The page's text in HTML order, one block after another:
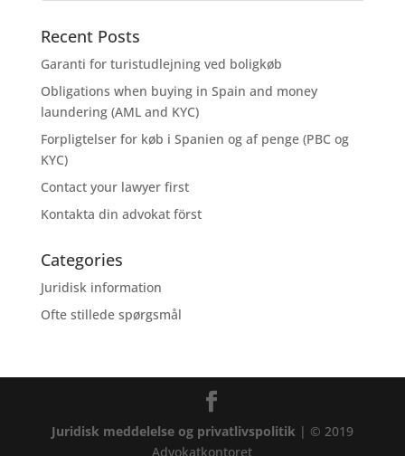
Recent Posts
Garanti for turistudlejning ved boligkøb
Obligations when buying in Spain and money
laundering (AML and KYC)
Forpligtelser for køb i Spanien og af penge (PBC og
KYC)
Contact your lawyer first
Kontakta din advokat först
Categories
Juridisk information
Ofte stillede spørgsmål
Juridisk meddelelse og privatlivspolitik| © 2019
Advokatkontoret